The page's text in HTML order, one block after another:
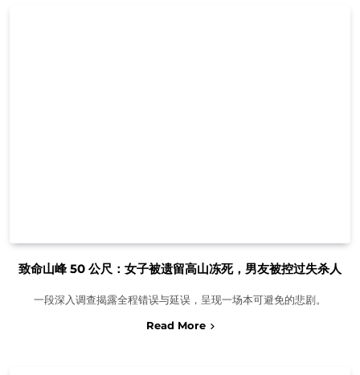
致命山峰 50 公尺：女子被遗留高山冻死，男友被控过失杀人
一段深入调查揭露全程错误与延误，呈现一场本可避免的悲剧。
Read More